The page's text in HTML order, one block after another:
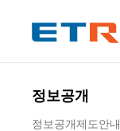
정보공개
정보공개제도안내